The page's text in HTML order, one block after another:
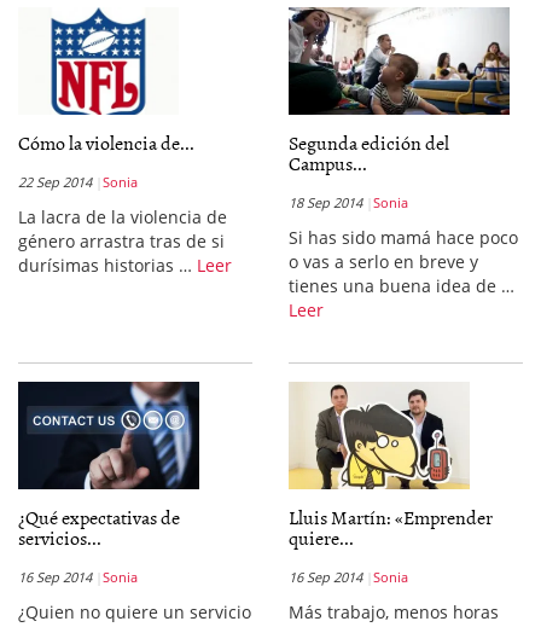
Cómo la violencia de...
22 Sep 2014 Sonia
La lacra de la violencia de
género arrastra tras de si
durísimas historias … Leer
Segunda edición del
Campus...
18 Sep 2014 Sonia
Si has sido mamá hace poco
o vas a serlo en breve y
tienes una buena idea de …
Leer
¿Qué expectativas de
servicios...
16 Sep 2014 Sonia
¿Quien no quiere un servicio
Lluis Martín: «Emprender
quiere...
16 Sep 2014 Sonia
Más trabajo, menos horas